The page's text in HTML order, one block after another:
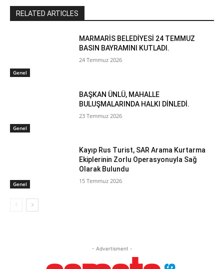
RELATED ARTICLES
Genel
MARMARİS BELEDİYESİ 24 TEMMUZ
BASIN BAYRAMINI KUTLADI.
24 Temmuz 2026
Genel
BAŞKAN ÜNLÜ, MAHALLE
BULUŞMALARINDA HALKI DİNLEDİ.
23 Temmuz 2026
Genel
Kayıp Rus Turist, SAR Arama Kurtarma
Ekiplerinin Zorlu Operasyonuyla Sağ
Olarak Bulundu
15 Temmuz 2026
- Advertisment -